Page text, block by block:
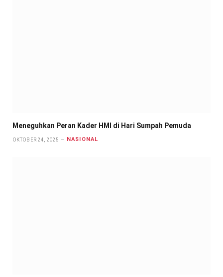
Meneguhkan Peran Kader HMI di Hari Sumpah Pemuda
OKTOBER 24, 2025 NASIONAL